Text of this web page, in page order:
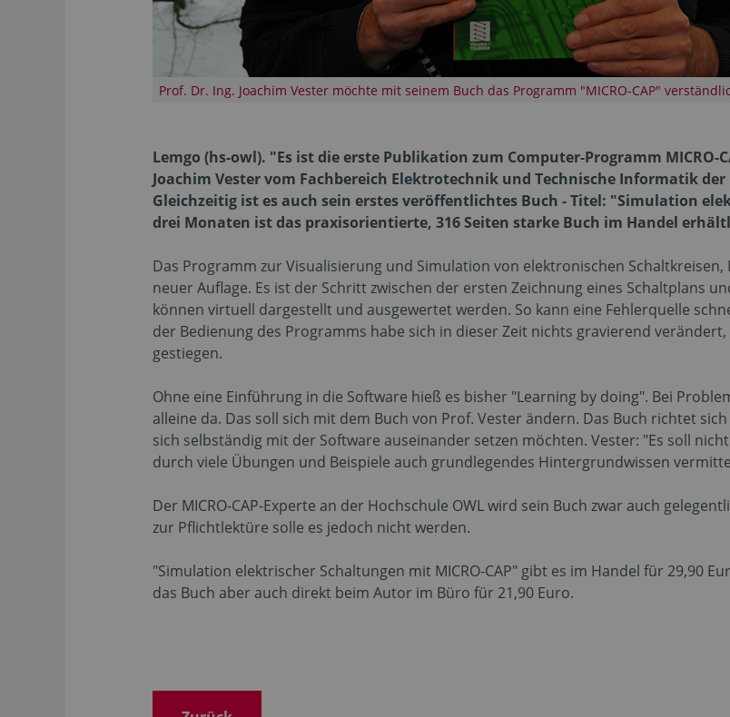
Prof. Dr. Ing. Joachim Vester möchte mit seinem Buch das Programm "MICRO-CAP"
Lemgo (hs-owl). "Es ist die erste Publikation zum Computer-Programm MICRO-
Joachim Vester vom Fachbereich Elektrotechnik und Technische Informatik
Gleichzeitig ist es auch sein erstes veröffentlichtes Buch - Titel: "Simulation
drei Monaten ist das praxisorientierte, 316 Seiten starke Buch im Handel
Das Programm zur Visualisierung und Simulation von elektronischen Schaltkreisen,
neuer Auflage. Es ist der Schritt zwischen der ersten Zeichnung eines Schaltplans
können virtuell dargestellt und ausgewertet werden. So kann eine Fehlerquelle
der Bedienung des Programms habe sich in dieser Zeit nichts gravierend
gestiegen.
Ohne eine Einführung in die Software hieß es bisher "Learning by doing". Bei
alleine da. Das soll sich mit dem Buch von Prof. Vester ändern. Das Buch richtet
sich selbständig mit der Software auseinander setzen möchten. Vester: "Es soll
durch viele Übungen und Beispiele auch grundlegendes Hintergrundwissen
Der MICRO-CAP-Experte an der Hochschule OWL wird sein Buch zwar auch
zur Pflichtlektüre solle es jedoch nicht werden.
"Simulation elektrischer Schaltungen mit MICRO-CAP" gibt es im Handel für 29,90
das Buch aber auch direkt beim Autor im Büro für 21,90 Euro.